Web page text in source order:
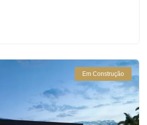
Em Construção